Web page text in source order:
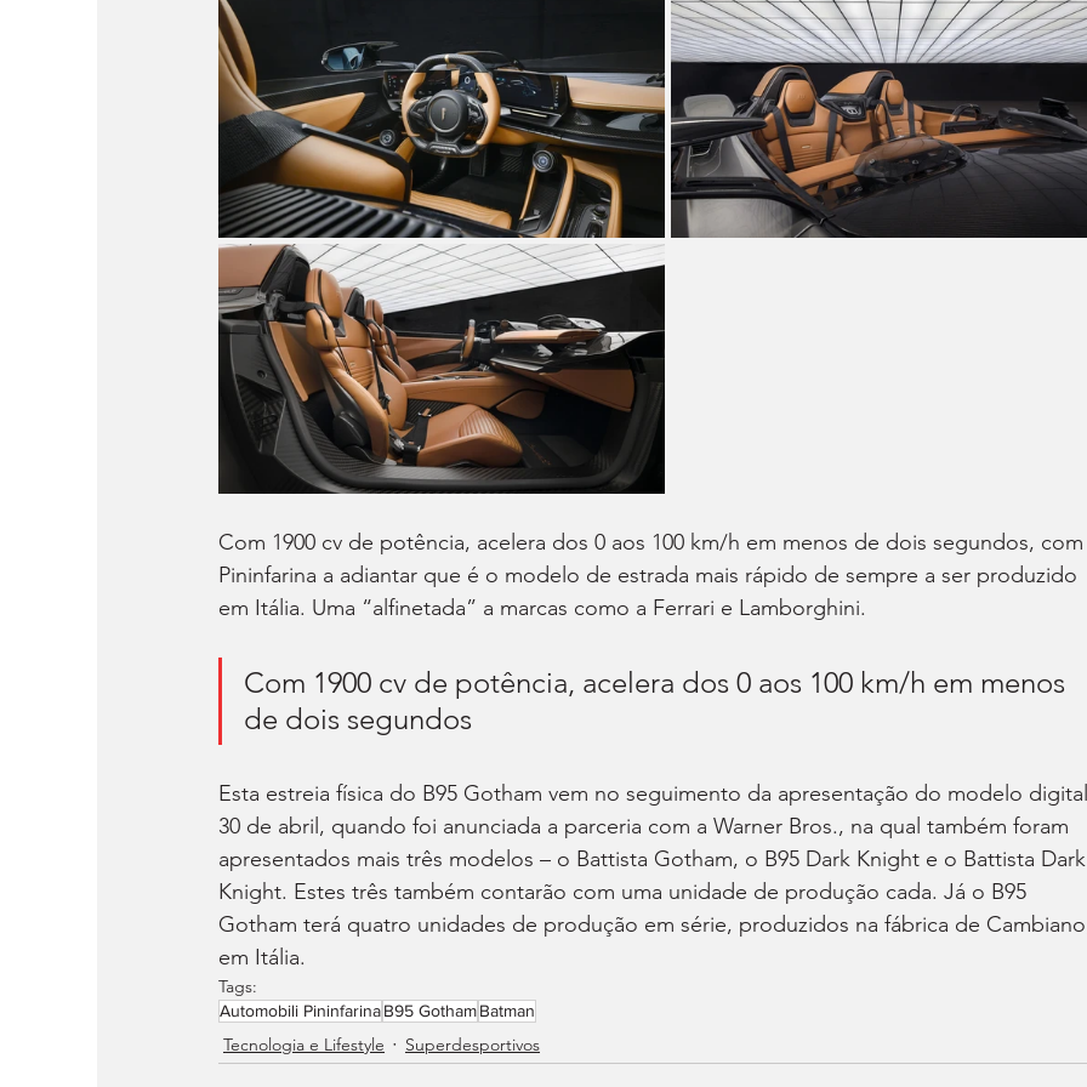
Com 1900 cv de potência, acelera dos 0 aos 100 km/h em menos de dois segundos,
Pininfarina a adiantar que é o modelo de estrada mais rápido de sempre a ser produzido
em Itália. Uma “alfinetada” a marcas como a Ferrari e Lamborghini.
Com 1900 cv de potência, acelera dos 0 aos 100 km/h em menos
de dois segundos
Esta estreia física do B95 Gotham vem no seguimento da apresentação do modelo
30 de abril, quando foi anunciada a parceria com a Warner Bros., na qual também foram
apresentados mais três modelos – o Battista Gotham, o B95 Dark Knight e o Battista
Knight. Estes três também contarão com uma unidade de produção cada. Já o B95
Gotham terá quatro unidades de produção em série, produzidos na fábrica de
em Itália.
Tags:
Automobili PininfarinaB95 GothamBatman
Tecnologia e Lifestyle Superdesportivos